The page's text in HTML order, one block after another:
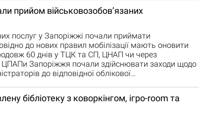
прийом військовозобов’язаних
послуг у Запоріжжі почали приймати
до нових правил мобілізації мають оновити
60 днів у ТЦК та СП, ЦНАП чи через
ЦПАПи Запоріжжя почали здійснювати заходи щодо
до відповідної облікової…
бібліотеку з коворкінгом, ігро-room та